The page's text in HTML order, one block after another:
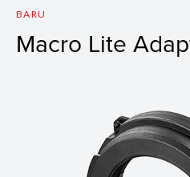
Macro Lite
BARU
Macro Lite